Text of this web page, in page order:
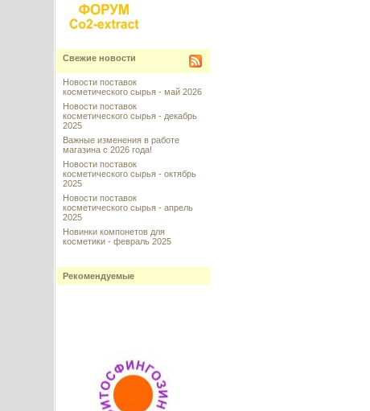
Свежие новости
Новости поставок
косметического сырья - май 2026
Новости поставок
косметического сырья - декабрь
2025
Важные изменения в работе
магазина с 2026 года!
Новости поставок
косметического сырья - октябрь
2025
Новости поставок
косметического сырья - апрель
2025
Новинки компонетов для
косметики - февраль 2025
Рекомендуемые